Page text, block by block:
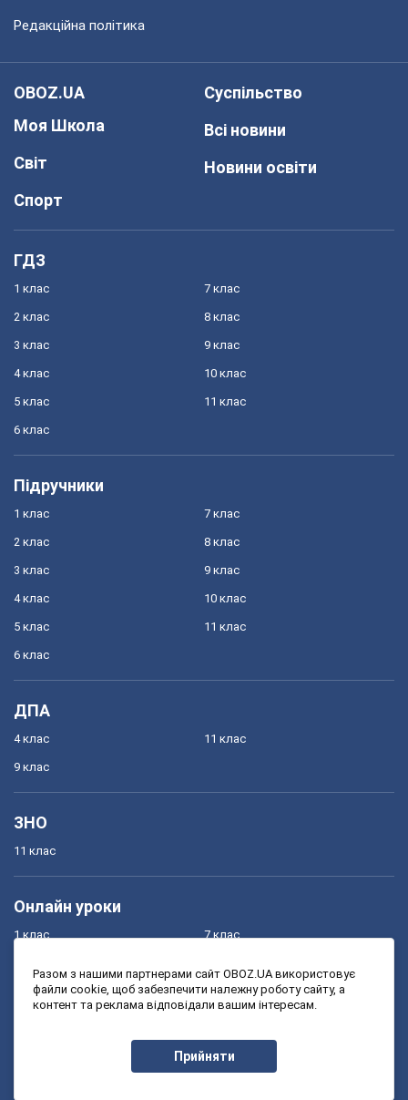
Редакційна політика
OBOZ.UA
Моя Школа
Світ
Спорт
Суспільство
Всі новини
Новини освіти
ГДЗ
1 клас
2 клас
3 клас
4 клас
5 клас
6 клас
7 клас
8 клас
9 клас
10 клас
11 клас
Підручники
1 клас
2 клас
3 клас
4 клас
5 клас
6 клас
7 клас
8 клас
9 клас
10 клас
11 клас
ДПА
4 клас
9 клас
11 клас
ЗНО
11 клас
Онлайн уроки
1 клас
3 клас
7 клас
9 клас
Разом з нашими партнерами сайт OBOZ.UA використовує
файли cookie, щоб забезпечити належну роботу сайту, а
контент та реклама відповідали вашим інтересам.
Прийняти